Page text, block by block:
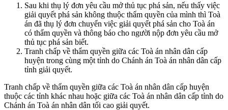
Sau khi thụ lý đơn yêu cầu mở thủ tục phá sản, nếu thấy việc
giải quyết phá sản không thuộc thẩm quyền của mình thì Toà
án đã thụ lý đơn chuyển việc giải quyết phá sản cho Toà án
có thẩm quyền và thông báo cho người nộp đơn yêu cầu mở
thủ tục phá sản biết.
Tranh chấp về thẩm quyền giữa các Toà án nhân dân cấp
huyện trong cùng một tỉnh do Chánh án Toà án nhân dân cấp
tỉnh giải quyết.
Tranh chấp về thẩm quyền giữa các Toà án nhân dân cấp huyện
thuộc các tỉnh khác nhau hoặc giữa các Toà án nhân dân cấp tỉnh do
Chánh án Toà án nhân dân tối cao giải quyết.